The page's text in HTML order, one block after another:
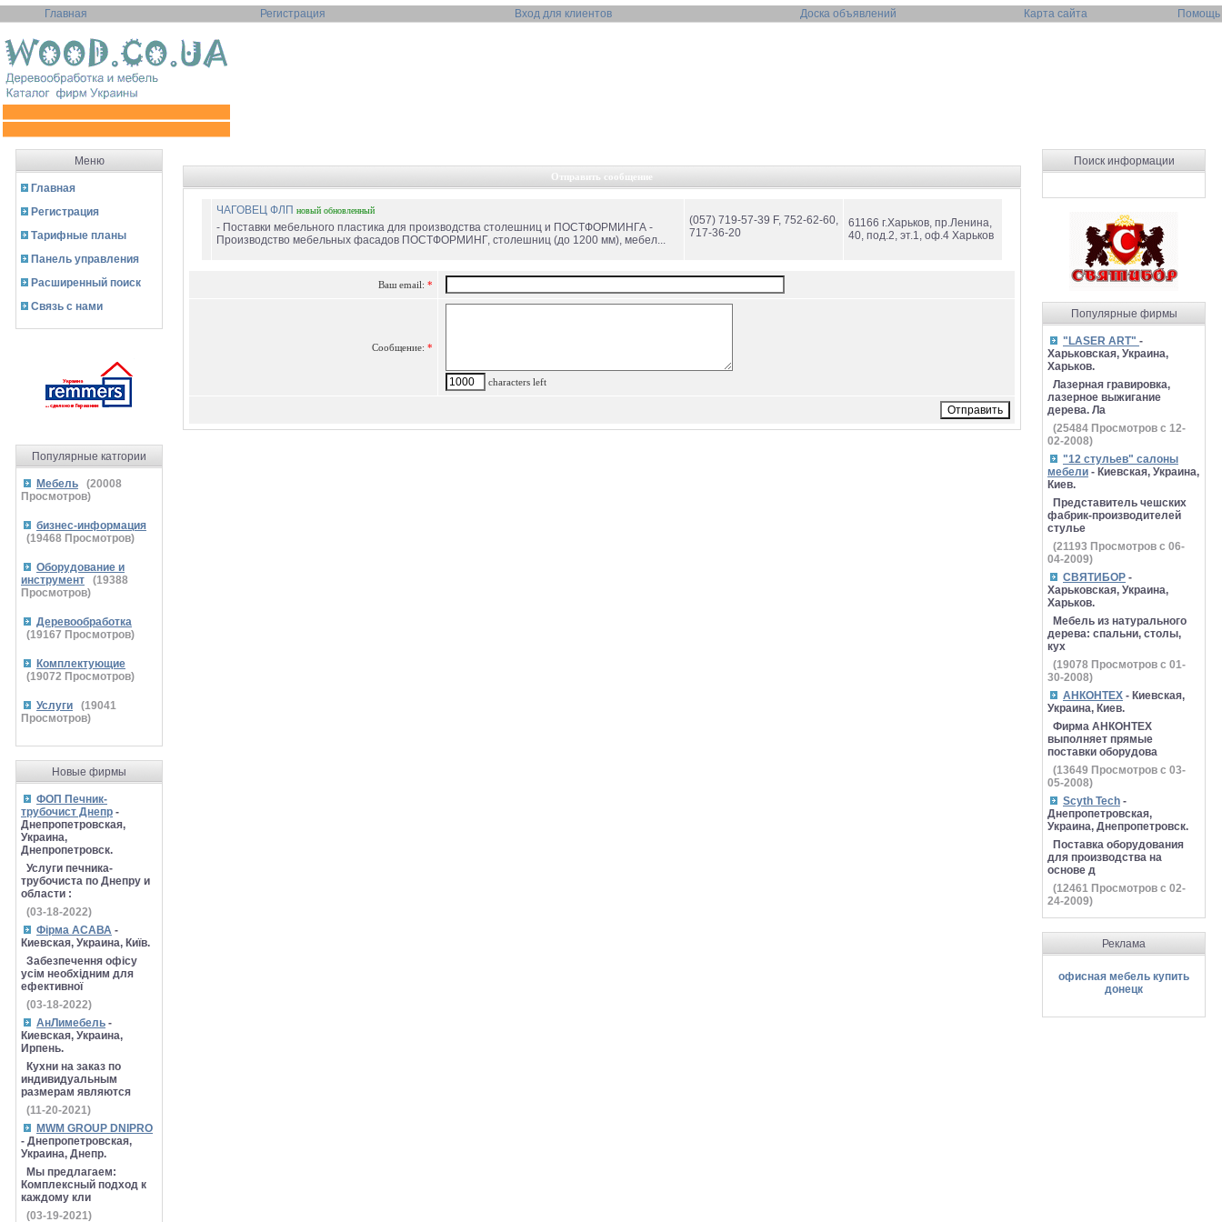
Главная Регистрация Вход для клиентов Доска объявлений Карта сайта Помощь
Меню
Главная
Регистрация
Тарифные планы
Панель управления
Расширенный поиск
Связь с нами
Популярные катгории
Мебель (20008
Просмотров)
бизнес-информация
(19468 Просмотров)
Оборудование и
инструмент
(19388
Просмотров)
Деревообработка
(19167 Просмотров)
Комплектующие
(19072 Просмотров)
Услуги (19041
Просмотров)
Новые фирмы
ФОП Печник-
трубочист Днепр -
Днепропетровская,
Украина,
Днепропетровск.
Услуги печника-
трубочиста по Днепру и
области :
(03-18-2022)
Фірма АСАВА -
Киевская, Украина, Київ.
Забезпечення офісу
усім необхідним для
ефективної
(03-18-2022)
АнЛимебель -
Киевская, Украина,
Ирпень.
Кухни на заказ по
индивидуальным
размерам являются
(11-20-2021)
MWM GROUP DNIPRO
- Днепропетровская,
Украина, Днепр.
Мы предлагаем:
Комплексный подход к
каждому кли
(03-19-2021)
Отправить сообщение
ЧАГОВЕЦ ФЛП новый обновленный
- Поставки мебельного пластика для производства столешниц и ПОСТФОРМИНГА -
Производство мебельных фасадов ПОСТФОРМИНГ, столешниц (до 1200 мм), мебел...
(057) 719-57-39 F, 752-62-60,
717-36-20
61166 г.Харьков, пр.Ленина,
40, под.2, эт.1, оф.4 Харьков
Ваш email: *
Сообщение: *
characters left
Поиск информации
Популярные фирмы
"LASER ART" -
Харьковская, Украина,
Харьков.
Лазерная гравировка,
лазерное выжигание
дерева. Ла
(25484 Просмотров с 12-
02-2008)
"12 стульев" салоны
мебели - Киевская, Украина,
Киев.
Представитель чешских
фабрик-производителей
стулье
(21193 Просмотров с 06-
04-2009)
СВЯТИБОР -
Харьковская, Украина,
Харьков.
Мебель из натурального
дерева: спальни, столы,
кух
(19078 Просмотров с 01-
30-2008)
АНКОНТЕХ - Киевская,
Украина, Киев.
Фирма АНКОНТЕХ
выполняет прямые
поставки оборудова
(13649 Просмотров с 03-
05-2008)
Scyth Tech -
Днепропетровская,
Украина, Днепропетровск.
Поставка оборудования
для производства на
основе д
(12461 Просмотров с 02-
24-2009)
Реклама
офисная мебель купить
донецк